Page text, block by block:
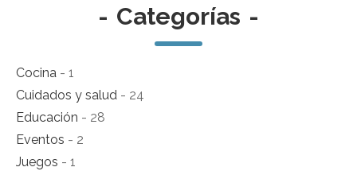
- Categorías -
Cocina - 1
Cuidados y salud - 24
Educación - 28
Eventos - 2
Juegos - 1